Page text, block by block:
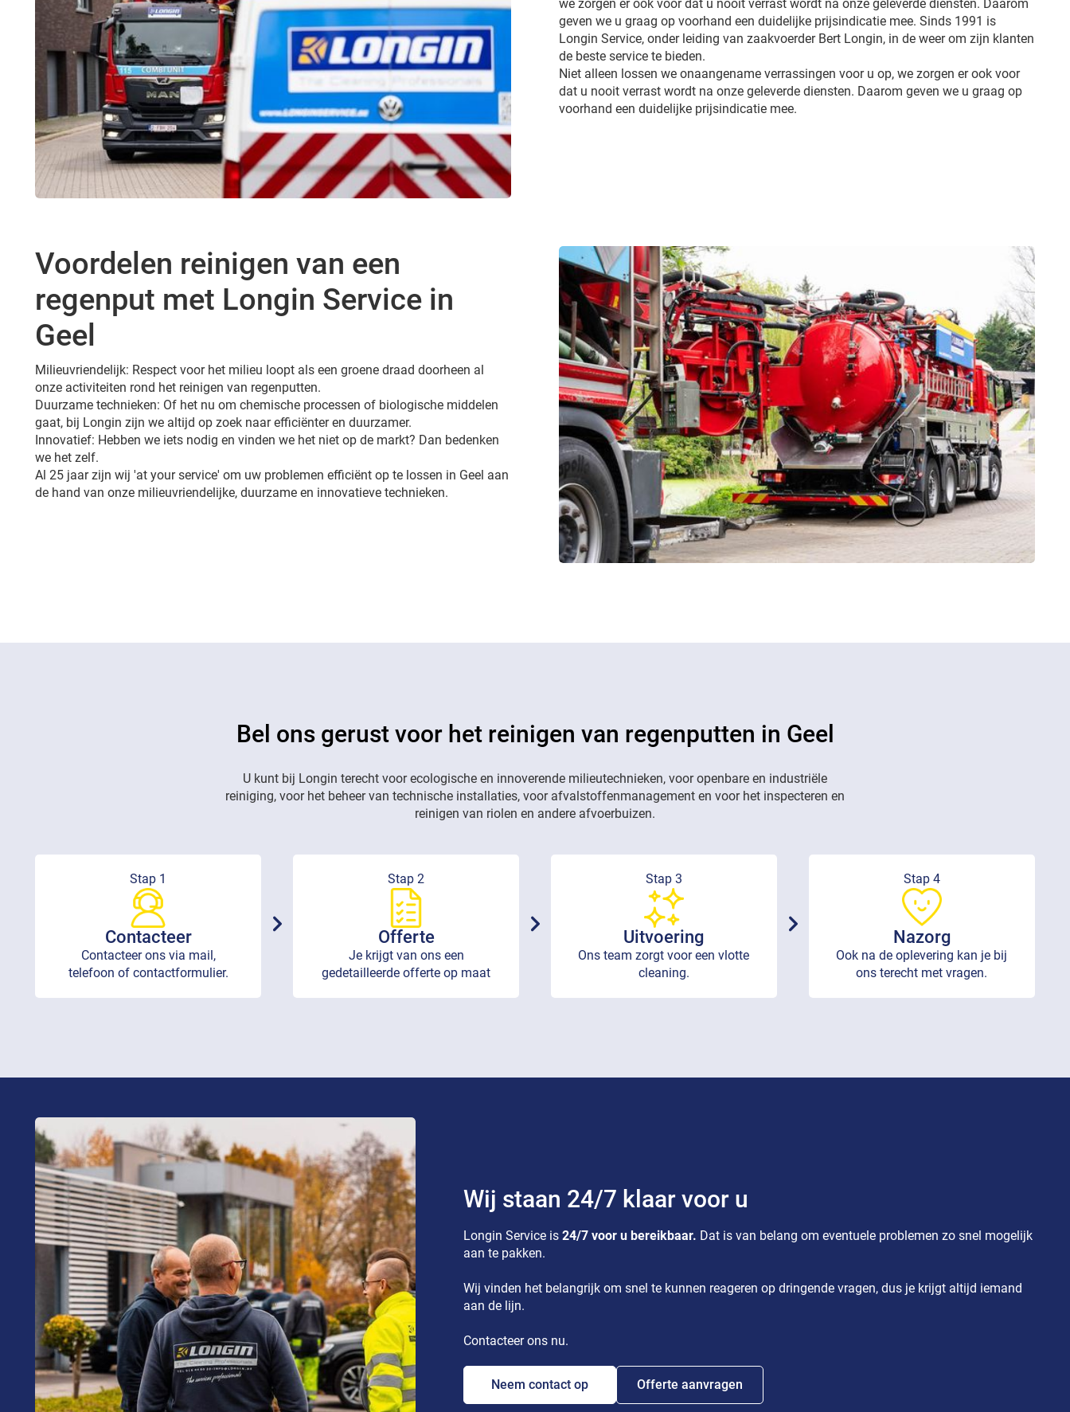
we zorgen er ook voor dat u nooit verrast wordt na onze geleverde diensten. Daarom
geven we u graag op voorhand een duidelijke prijsindicatie mee. Sinds 1991 is
Longin Service, onder leiding van zaakvoerder Bert Longin, in de weer om zijn klanten
de beste service te bieden.
Niet alleen lossen we onaangename verrassingen voor u op, we zorgen er ook voor
dat u nooit verrast wordt na onze geleverde diensten. Daarom geven we u graag op
voorhand een duidelijke prijsindicatie mee.
Voordelen reinigen van een
regenput met Longin Service in
Geel
Milieuvriendelijk: Respect voor het milieu loopt als een groene draad doorheen al
onze activiteiten rond het reinigen van regenputten.
Duurzame technieken: Of het nu om chemische processen of biologische middelen
gaat, bij Longin zijn we altijd op zoek naar efficiënter en duurzamer.
Innovatief: Hebben we iets nodig en vinden we het niet op de markt? Dan bedenken
we het zelf.
Al 25 jaar zijn wij 'at your service' om uw problemen efficiënt op te lossen in Geel aan
de hand van onze milieuvriendelijke, duurzame en innovatieve technieken.
Bel ons gerust voor het reinigen van regenputten in Geel
U kunt bij Longin terecht voor ecologische en innoverende milieutechnieken, voor openbare en industriële
reiniging, voor het beheer van technische installaties, voor afvalstoffenmanagement en voor het inspecteren en
reinigen van riolen en andere afvoerbuizen.
Stap 1
Contacteer
Contacteer ons via mail,
telefoon of contactformulier.
Stap 2
Offerte
Je krijgt van ons een
gedetailleerde offerte op maat
Stap 3
Uitvoering
Ons team zorgt voor een vlotte
cleaning.
Stap 4
Nazorg
Ook na de oplevering kan je bij
ons terecht met vragen.
Wij staan 24/7 klaar voor u
Longin Service is24/7 voor u bereikbaar. Dat is van belang om eventuele problemen zo snel mogelijk
aan te pakken.
Wij vinden het belangrijk om snel te kunnen reageren op dringende vragen, dus je krijgt altijd iemand
aan de lijn.
Contacteer ons nu.
Neem contact op Offerte aanvragen